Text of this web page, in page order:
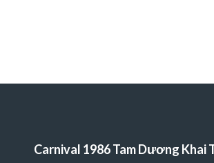
Carnival 1986 Tam Dương Khai